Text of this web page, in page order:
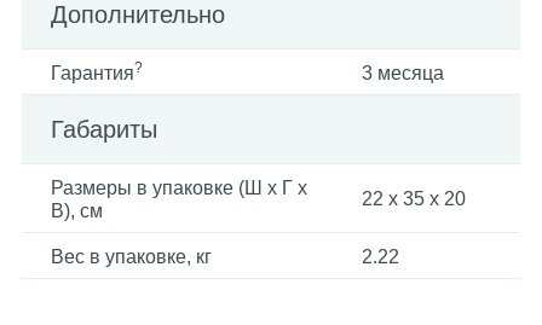
Дополнительно
Гарантия? 3 месяца
Габариты
Размеры в упаковке (Ш x Г x
В), см
22 x 35 x 20
Вес в упаковке, кг 2.22